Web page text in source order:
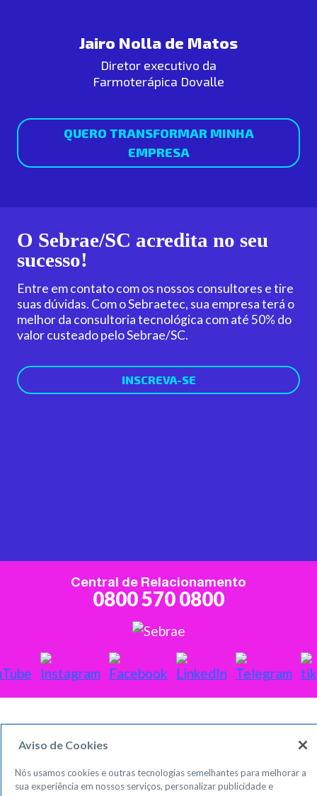
Jairo Nolla de Matos
Diretor executivo da
Farmoterápica Dovalle
QUERO TRANSFORMAR MINHA
EMPRESA
O Sebrae/SC acredita no seu
sucesso!
Entre em contato com os nossos consultores e tire
suas dúvidas. Com o Sebraetec, sua empresa terá o
melhor da consultoria tecnológica com até 50% do
valor custeado pelo Sebrae/SC.
INSCREVA-SE
Central de Relacionamento
0800 570 0800
Aviso de Cookies
Nós usamos cookies e outras tecnologias semelhantes para melhorar a
sua experiência em nossos serviços, personalizar publicidade e